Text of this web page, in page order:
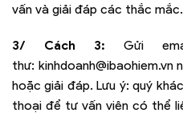
vấn và giải đáp các thắc mắc.
3/ Cách 3: Gửi
thư: kinhdoanh@ibaohiem.vn
hoặc giải đáp. Lưu ý: quý
thoại để tư vấn viên có thể